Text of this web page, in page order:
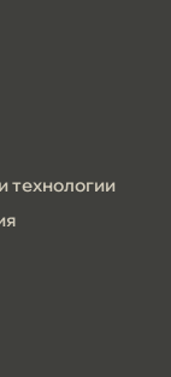
технологии